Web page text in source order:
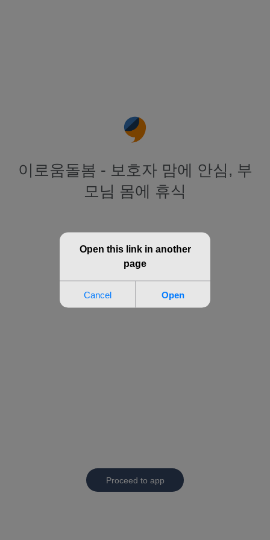
이로움돌봄 - 보호자 맘에 안심, 부
모님 몸에 휴식
Proceed to app